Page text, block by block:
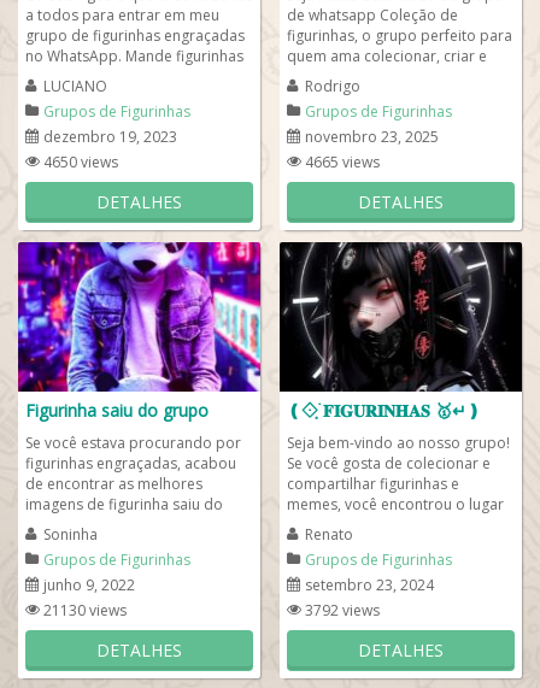
a todos para entrar em meu
grupo de figurinhas engraçadas
no WhatsApp. Mande figurinhas
a vontade e converse com a
gente...
LUCIANO
Grupos de Figurinhas
dezembro 19, 2023
4650 views
DETALHES
de whatsapp Coleção de
figurinhas, o grupo perfeito para
quem ama colecionar, criar e
compartilhar figurinhas no
WhatsApp! Aqui...
Rodrigo
Grupos de Figurinhas
novembro 23, 2025
4665 views
DETALHES
Figurinha saiu do grupo
Se você estava procurando por
figurinhas engraçadas, acabou
de encontrar as melhores
imagens de figurinha saiu do
grupo, esse é o melhor grupo de
figurinhas...
Soninha
Grupos de Figurinhas
junho 9, 2022
21130 views
DETALHES
❪𖨠ฺ࣪ 𝐅𝐈𝐆𝐔𝐑𝐈𝐍𝐇𝐀𝐒 🥇↵❫
Seja bem-vindo ao nosso grupo!
Se você gosta de colecionar e
compartilhar figurinhas e
memes, você encontrou o lugar
certo! Vamos nos divertir juntos!
Ao...
Renato
Grupos de Figurinhas
setembro 23, 2024
3792 views
DETALHES